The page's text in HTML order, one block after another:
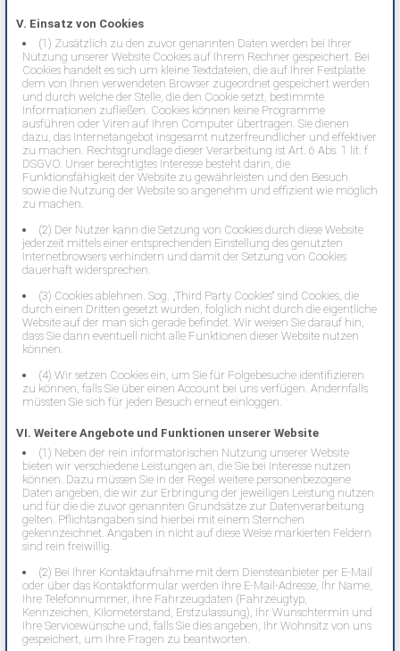
V. Einsatz von Cookies
(1) Zusätzlich zu den zuvor genannten Daten werden bei Ihrer
Nutzung unserer Website Cookies auf Ihrem Rechner gespeichert. Bei
Cookies handelt es sich um kleine Textdateien, die auf Ihrer Festplatte
dem von Ihnen verwendeten Browser zugeordnet gespeichert werden
und durch welche der Stelle, die den Cookie setzt, bestimmte
Informationen zufließen. Cookies können keine Programme
ausführen oder Viren auf Ihren Computer übertragen. Sie dienen
dazu, das Internetangebot insgesamt nutzerfreundlicher und effektiver
zu machen. Rechtsgrundlage dieser Verarbeitung ist Art. 6 Abs. 1 lit. f
DSGVO. Unser berechtigtes Interesse besteht darin, die
Funktionsfähigkeit der Website zu gewährleisten und den Besuch
sowie die Nutzung der Website so angenehm und effizient wie möglich
zu machen.
(2) Der Nutzer kann die Setzung von Cookies durch diese Website
jederzeit mittels einer entsprechenden Einstellung des genutzten
Internetbrowsers verhindern und damit der Setzung von Cookies
dauerhaft widersprechen.
(3) Cookies ablehnen. Sog. „Third Party Cookies“ sind Cookies, die
durch einen Dritten gesetzt wurden, folglich nicht durch die eigentliche
Website auf der man sich gerade befindet. Wir weisen Sie darauf hin,
dass Sie dann eventuell nicht alle Funktionen dieser Website nutzen
können.
(4) Wir setzen Cookies ein, um Sie für Folgebesuche identifizieren
zu können, falls Sie über einen Account bei uns verfügen. Andernfalls
müssten Sie sich für jeden Besuch erneut einloggen.
VI. Weitere Angebote und Funktionen unserer Website
(1) Neben der rein informatorischen Nutzung unserer Website
bieten wir verschiedene Leistungen an, die Sie bei Interesse nutzen
können. Dazu müssen Sie in der Regel weitere personenbezogene
Daten angeben, die wir zur Erbringung der jeweiligen Leistung nutzen
und für die die zuvor genannten Grundsätze zur Datenverarbeitung
gelten. Pflichtangaben sind hierbei mit einem Sternchen
gekennzeichnet. Angaben in nicht auf diese Weise markierten Feldern
sind rein freiwillig.
(2) Bei Ihrer Kontaktaufnahme mit dem Diensteanbieter per E-Mail
oder über das Kontaktformular werden Ihre E-Mail-Adresse, Ihr Name,
Ihre Telefonnummer, Ihre Fahrzeugdaten (Fahrzeugtyp,
Kennzeichen, Kilometerstand, Erstzulassung), Ihr Wunschtermin und
Ihre Servicewünsche und, falls Sie dies angeben, Ihr Wohnsitz von uns
gespeichert, um Ihre Fragen zu beantworten.